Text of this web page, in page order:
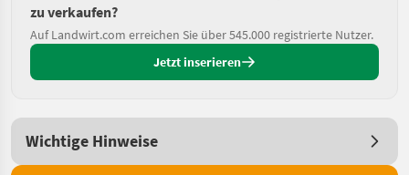
zu verkaufen?
Auf Landwirt.com erreichen Sie über 545.000 registrierte Nutzer.
Jetzt inserieren
Wichtige Hinweise